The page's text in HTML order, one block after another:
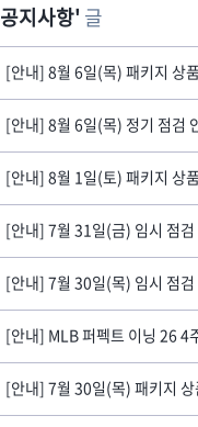
공지사항 글
[안내] 8월 6일(목) 패키지 상
[안내] 8월 6일(목) 정기 점검
[안내] 8월 1일(토) 패키지 상
[안내] 7월 31일(금) 임시 점
[안내] 7월 30일(목) 임시 점
[안내] MLB 퍼펙트 이닝 26 4
[안내] 7월 30일(목) 패키지 상